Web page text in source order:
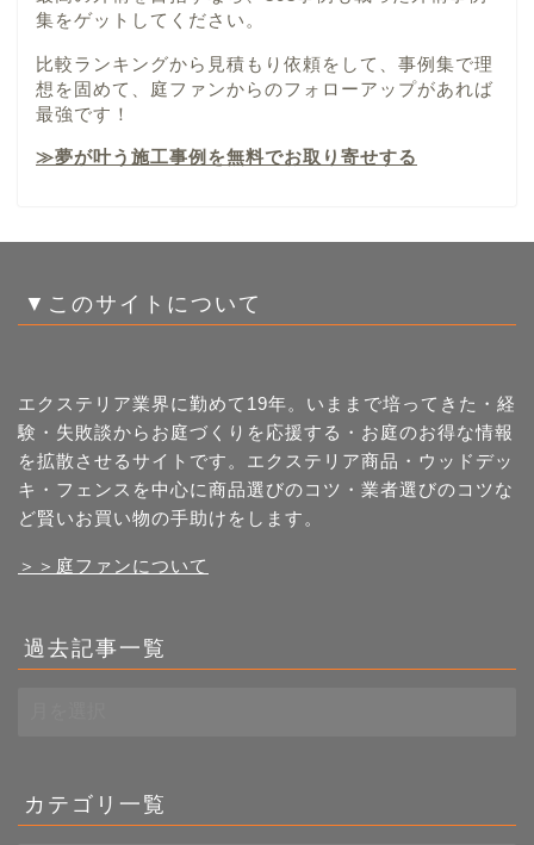
集をゲットしてください。
比較ランキングから見積もり依頼をして、事例集で理
想を固めて、庭ファンからのフォローアップがあれば
最強です！
≫夢が叶う施工事例を無料でお取り寄せする
▼このサイトについて
エクステリア業界に勤めて19年。いままで培ってきた・経
験・失敗談からお庭づくりを応援する・お庭のお得な情報
を拡散させるサイトです。エクステリア商品・ウッドデッ
キ・フェンスを中心に商品選びのコツ・業者選びのコツな
ど賢いお買い物の手助けをします。
＞＞庭ファンについて
過去記事一覧
一
覧
カテゴリ一覧